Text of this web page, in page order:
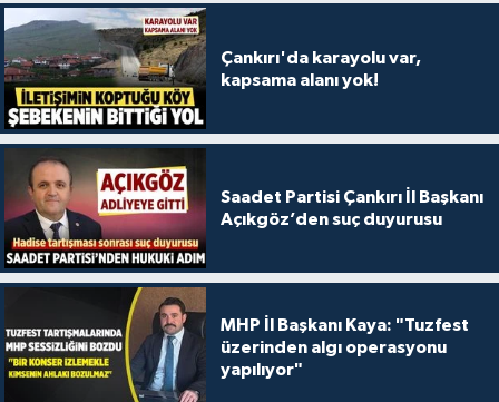
Çankırı'da karayolu var,
kapsama alanı yok!
Saadet Partisi Çankırı İl Başkanı
Açıkgöz’den suç duyurusu
MHP İl Başkanı Kaya: "Tuzfest
üzerinden algı operasyonu
yapılıyor"